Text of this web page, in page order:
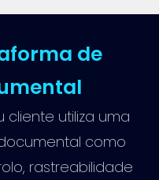
de
cliente utiliza uma
como
rastreabilidade